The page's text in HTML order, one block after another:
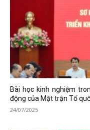
Bài học kinh nghiệm
động của Mặt trận Tổ
24/07/2025